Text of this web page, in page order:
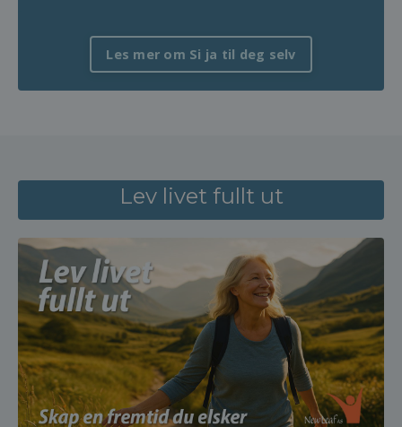
Les mer om Si ja til deg selv
Lev livet fullt ut